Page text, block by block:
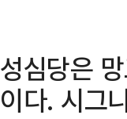
성심당은
이다. 시그